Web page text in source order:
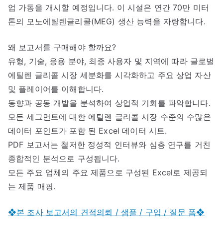
업 가동을 개시할 예정입니다. 이 시설은 연간 70만 미터
톤의 모노에틸렌글리콜(MEG) 생산 능력을 자랑합니다.
왜 보고서를 구매해야 할까요?
유형, 기술, 응용 분야, 최종 사용자 및 지역에 따라 글로벌
에틸렌 글리콜 시장 세분화를 시각화하고 주요 상업 자산
및 플레이어를 이해합니다.
동향과 공동 개발을 분석하여 상업적 기회를 파악합니다.
모든 세그먼트에 대한 에틸렌 글리콜 시장 수준의 수많은
데이터 포인트가 포함 된 Excel 데이터 시트.
PDF 보고서는 철저한 정성적 인터뷰와 심층 연구를 거친
종합적인 분석으로 구성됩니다.
모든 주요 업체의 주요 제품으로 구성된 Excel로 제공되
는 제품 매핑.
❖본 조사 보고서의 견적의뢰 / 샘플 / 구입 / 질문 폼❖